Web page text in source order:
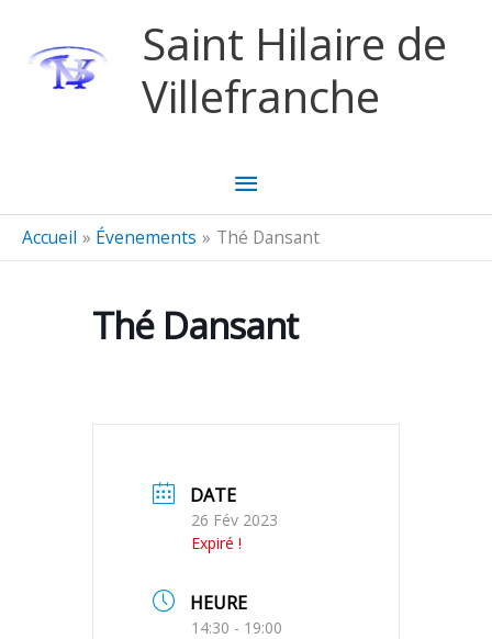
Saint Hilaire de
Villefranche
Menu
principal
Accueil Évenements Thé Dansant
Thé Dansant
DATE
26 Fév 2023
Expiré !
HEURE
14:30 - 19:00